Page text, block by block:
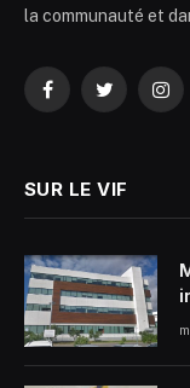
la communauté et
FacebookTwitter
SUR LE VIF